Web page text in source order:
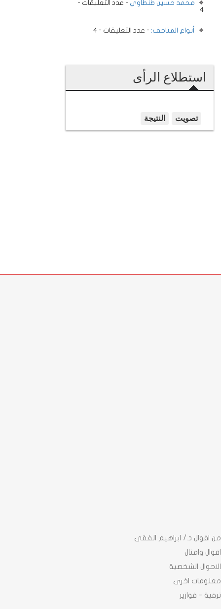
محمد حسين طنطاوي - عدد التعليقات -
4
أنواع المتاحف: - عدد التعليقات - 4
استطلاع الرأى
من اقوال د./ ابراهيم الفقى
اقوال وامثال
الاحوال الشخصية
معلومات اخرى
ترفية - فوازير